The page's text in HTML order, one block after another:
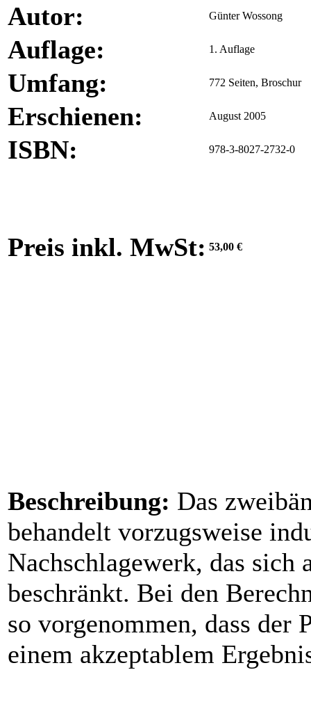
Autor: Günter Wossong
Auflage: 1. Auflage
Umfang: 772 Seiten, Broschur
Erschienen: August 2005
ISBN: 978-3-8027-2732-0
Preis inkl. MwSt: 53,00 €
Beschreibung: Das
behandelt vorzugsweise
Nachschlagewerk, das
beschränkt. Bei den
so vorgenommen, dass der
einem akzeptablem